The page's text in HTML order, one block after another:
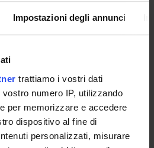
Impostazioni degli annunci
trattiamo i vostri dati
numero IP, utilizzando
per memorizzare e accedere
dispositivo al fine di
personalizzati, misurare
04/A
in the A.Y. 2027/2028
CREDITS TAF